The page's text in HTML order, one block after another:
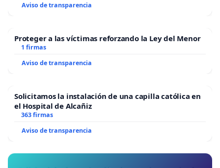
Aviso de transparencia
Proteger a las víctimas reforzando la Ley del Menor
1 firmas
Aviso de transparencia
Solicitamos la instalación de una capilla católica en
el Hospital de Alcañiz
363 firmas
Aviso de transparencia